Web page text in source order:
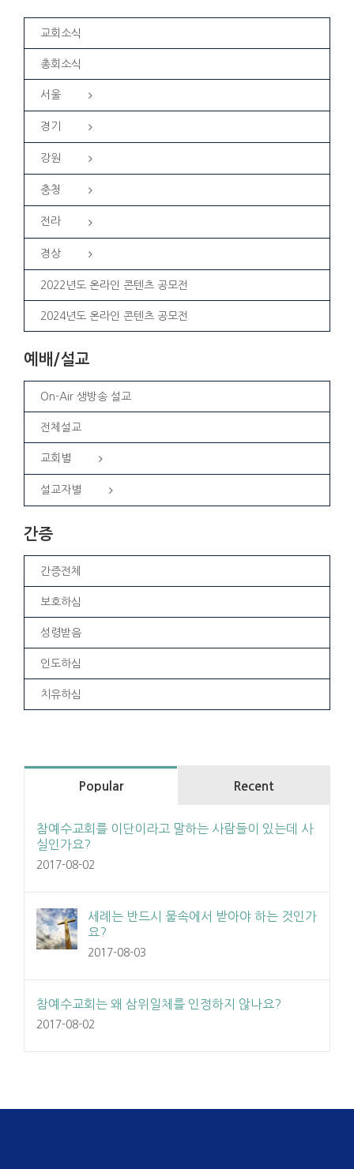
교회소식
총회소식
서울
경기
강원
충청
전라
경상
2022년도 온라인 콘텐츠 공모전
2024년도 온라인 콘텐츠 공모전
예배/설교
On-Air 생방송 설교
전체설교
교회별
설교자별
간증
간증전체
보호하심
성령받음
인도하심
치유하심
Popular Recent
참예수교회를 이단이라고 말하는 사람들이 있는데 사
실인가요?
2017-08-02
세례는 반드시 물속에서 받아야 하는 것인가
요?
2017-08-03
참예수교회는 왜 삼위일체를 인정하지 않나요?
2017-08-02